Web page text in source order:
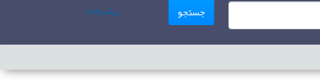
جستجو پیشرفته